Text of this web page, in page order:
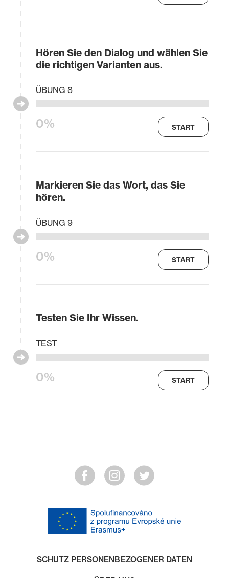
Hören Sie den Dialog und wählen Sie
die richtigen Varianten aus.
0%
ÜBUNG 8
START
Markieren Sie das Wort, das Sie
hören.
0%
ÜBUNG 9
START
Testen Sie Ihr Wissen.
0%
TEST
START
SCHUTZ PERSONENBEZOGENER DATEN